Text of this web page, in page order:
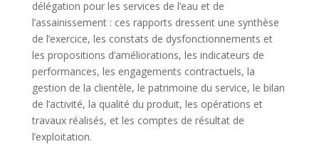
délégation pour les services de l’eau et de
l’assainissement : ces rapports dressent une synthèse
de l’exercice, les constats de dysfonctionnements et
les propositions d’améliorations, les indicateurs de
performances, les engagements contractuels, la
gestion de la clientèle, le patrimoine du service, le bilan
de l’activité, la qualité du produit, les opérations et
travaux réalisés, et les comptes de résultat de
l’exploitation.